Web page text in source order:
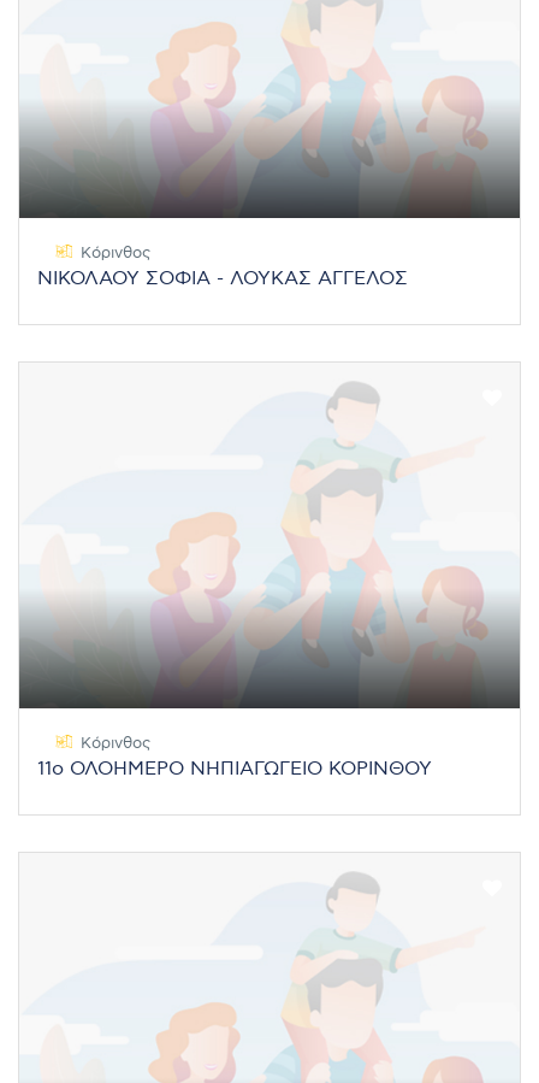
Κόρινθος
ΝΙΚΟΛΑΟΥ ΣΟΦΙΑ - ΛΟΥΚΑΣ ΑΓΓΕΛΟΣ
Κόρινθος
11ο ΟΛΟΗΜΕΡΟ ΝΗΠΙΑΓΩΓΕΙΟ ΚΟΡΙΝΘΟΥ